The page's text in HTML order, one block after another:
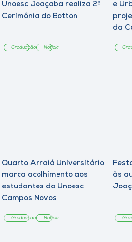
Unoesc Joaçaba realiza 2ª
Cerimônia do Botton
Graduação Notícia
e
da
Quarto Arraiá Universitário
marca acolhimento aos
estudantes da Unoesc
Campos Novos
Graduação Notícia
às